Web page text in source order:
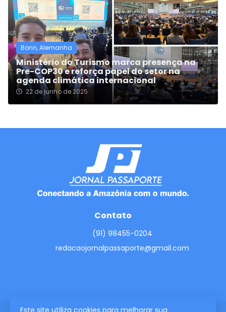
Bonn, Alemanha
Ministério do Turismo marca presença na
Pre-COP30 e reforça papel do setor na
agenda climática internacional
22 de junho de 2025
Este site utiliza cookies para melhorar sua
Contato
(91) 98455-0204
redacaojornalpassaporte@gmail.com